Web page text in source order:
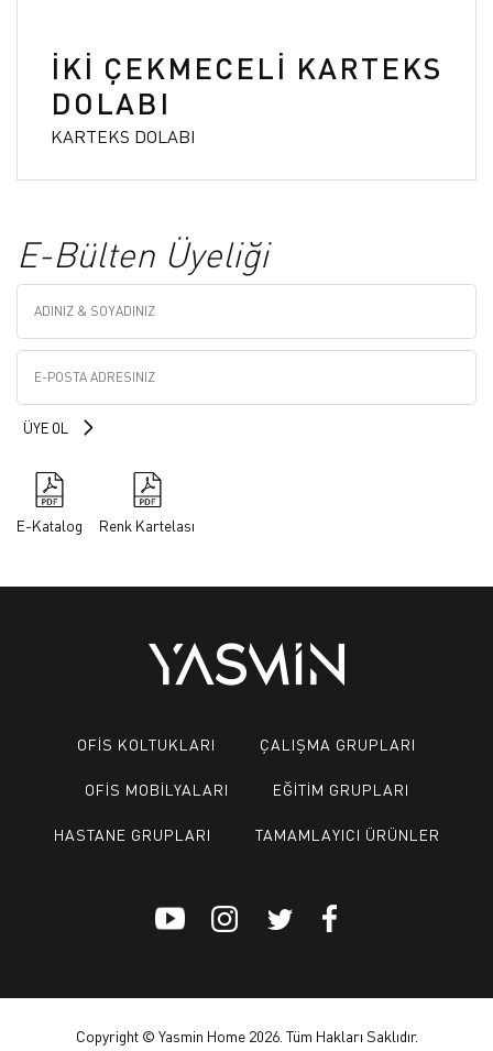
İKİ ÇEKMECELİ KARTEKS
DOLABI
KARTEKS DOLABI
E-Bülten Üyeliği
E-Katalog Renk Kartelası
OFİS KOLTUKLARI ÇALIŞMA GRUPLARI
OFİS MOBİLYALARI EĞİTİM GRUPLARI
HASTANE GRUPLARI TAMAMLAYICI ÜRÜNLER
Copyright © Yasmin Home 2026. Tüm Hakları Saklıdır.